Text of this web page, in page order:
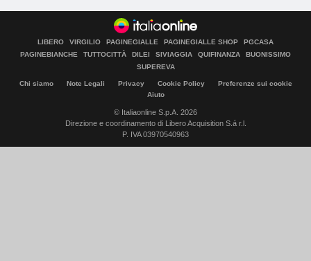
LIBERO VIRGILIO PAGINEGIALLE PAGINEGIALLE SHOP
PGCASA
PAGINEBIANCHE
TUTTOCITTÀ DILEI SIVIAGGIA QUIFINANZA
BUONISSIMO
SUPEREVA
Chi siamo Note Legali Privacy Cookie Policy
Preferenze sui cookie
Aiuto
© Italiaonline S.p.A. 2026
Direzione e coordinamento di Libero Acquisition S.á r.l.
P. IVA 03970540963